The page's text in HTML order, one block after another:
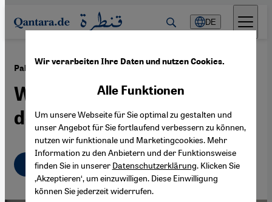
Direkt zum Inhalt springen
DE
Pakistan nach den Wahlen 26.02.2024
Was erwartet Indien von
der neuen Regierung?
Deutsch English
Wir verarbeiten Ihre Daten und nutzen Cookies.
Alle Funktionen
Um unsere Webseite für Sie optimal zu gestalten und
unser Angebot für Sie fortlaufend verbessern zu können,
nutzen wir funktionale und Marketingcookies. Mehr
Information zu den Anbietern und der Funktionsweise
finden Sie in unserer Datenschutzerklärung. Klicken Sie
‚Akzeptieren‘, um einzuwilligen. Diese Einwilligung
können Sie jederzeit widerrufen.